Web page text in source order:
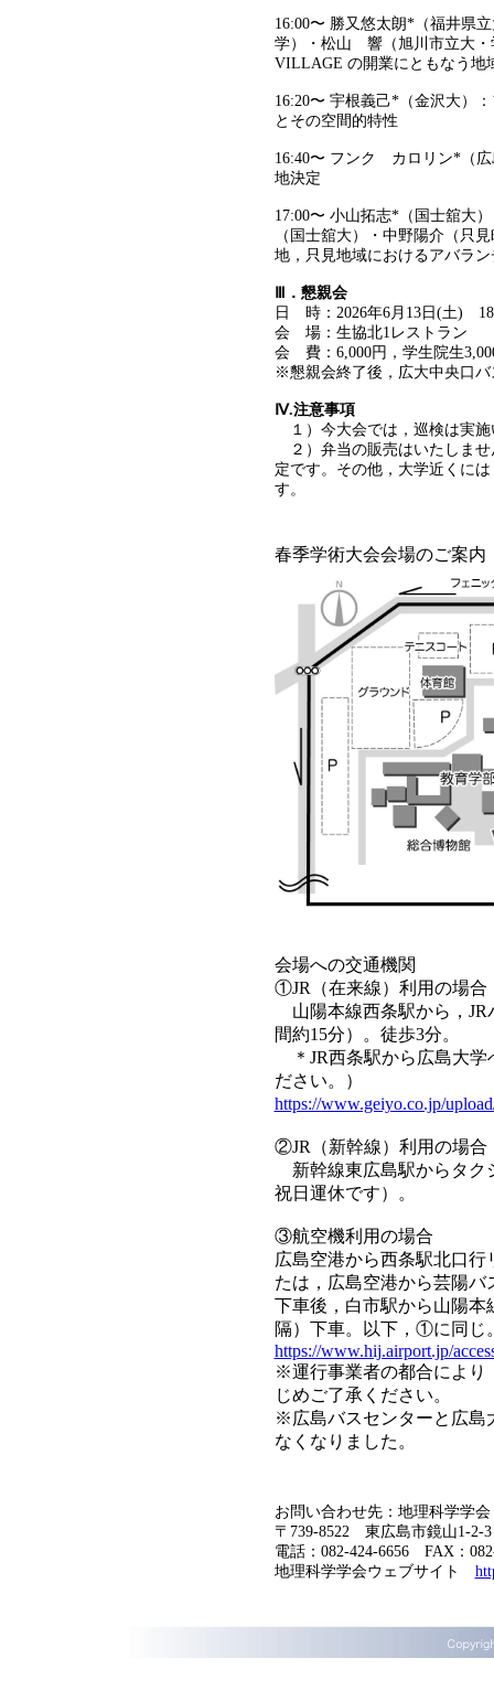
16:00〜 勝又悠太朗*（福井県
学）・松山 響（旭川市立大・
VILLAGE の開業にともなう地
16:20〜 宇根義己*（金沢大）
とその空間的特性
16:40〜 フンク カロリン*（広
地決定
17:00〜 小山拓志*（国士舘大
（国士舘大）・中野陽介（只
地，只見地域におけるアバラ
Ⅲ．懇親会
日 時：2026年6月13日(土) 18
会 場：生協北1レストラン
会 費：6,000円，学生院生
※懇親会終了後，広大中央口バ
Ⅳ.注意事項
１）今大会では，巡検は実施
２）弁当の販売はいたしませ
定です。その他，大学近くに
す。
春季学術大会会場のご案内
会場への交通機関
①JR（在来線）利用の場合
山陽本線西条駅から，JR
間約15分）。徒歩3分。
＊JR西条駅から広島大学
ださい。）
https://www.geiyo.co.jp/
②JR（新幹線）利用の場合
新幹線東広島駅からタク
祝日運休です）。
③航空機利用の場合
広島空港から西条駅北口
たは，広島空港から芸陽バ
下車後，白市駅から山陽本
隔）下車。以下，①に同じ
https://www.hij.airport.jp/
※運行事業者の都合により
じめご了承ください。
※広島バスセンターと広島
なくなりました。
お問い合わせ先：地理科学学
〒739-8522 東広島市鏡山1-
電話：082-424-6656 FAX：
地理科学学会ウェブサイト